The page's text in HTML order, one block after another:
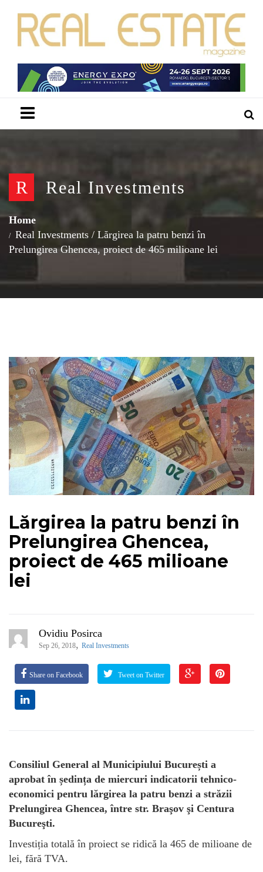
R Real Investments
Home
Real Investments / Lărgirea la patru benzi în
Prelungirea Ghencea, proiect de 465 milioane lei
Lărgirea la patru benzi în
Prelungirea Ghencea,
proiect de 465 milioane
lei
Ovidiu Posirca
Sep 26, 2018, Real Investments
Share on Facebook Tweet on Twitter
Consiliul General al Municipiului București a
aprobat în ședința de miercuri indicatorii tehnico-
economici pentru lărgirea la patru benzi a străzii
Prelungirea Ghencea, între str. Braşov şi Centura
Bucureşti.
Investiția totală în proiect se ridică la 465 de milioane de
lei, fără TVA.